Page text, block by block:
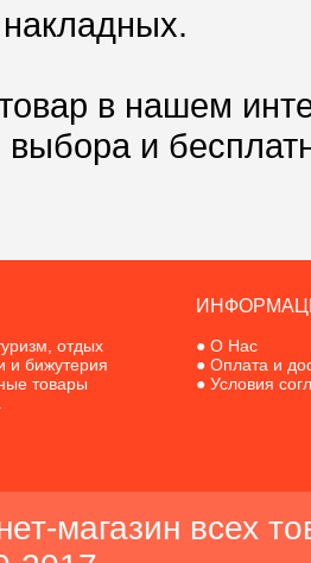
в нашем
выбора и
отдых
и бижутерия
товары
● О Нас
● Оплата и
● Условия
магазин всех